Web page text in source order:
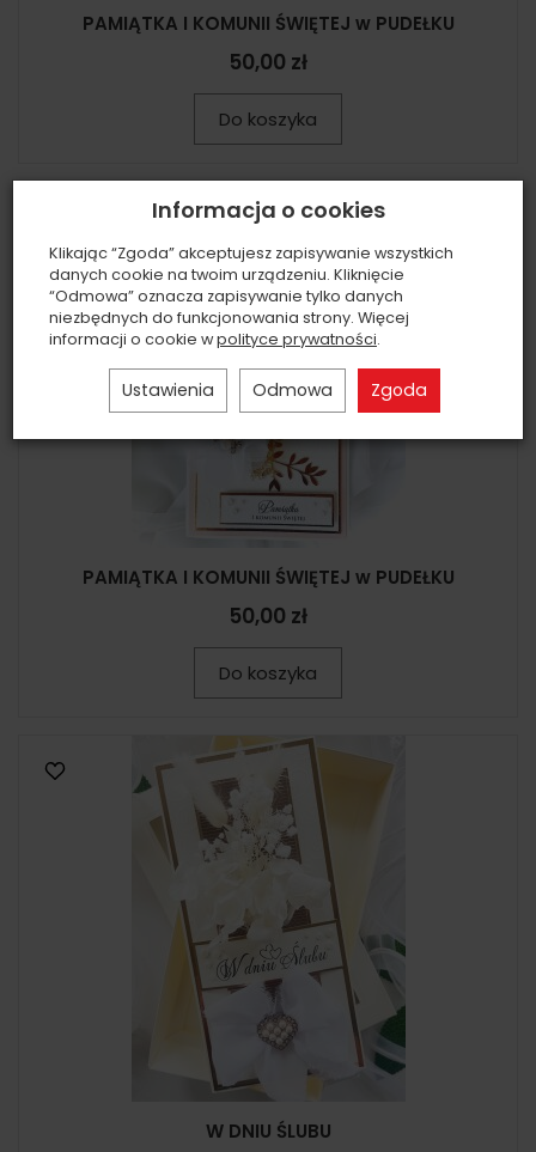
PAMIĄTKA I KOMUNII ŚWIĘTEJ w PUDEŁKU
50,00 zł
Do koszyka
PAMIĄTKA I KOMUNII ŚWIĘTEJ w PUDEŁKU
50,00 zł
Do koszyka
W DNIU ŚLUBU
Informacja o cookies
Klikając “Zgoda” akceptujesz zapisywanie wszystkich
danych cookie na twoim urządzeniu. Kliknięcie
“Odmowa” oznacza zapisywanie tylko danych
niezbędnych do funkcjonowania strony. Więcej
informacji o cookie wpolityce prywatności.
Ustawienia Odmowa Zgoda